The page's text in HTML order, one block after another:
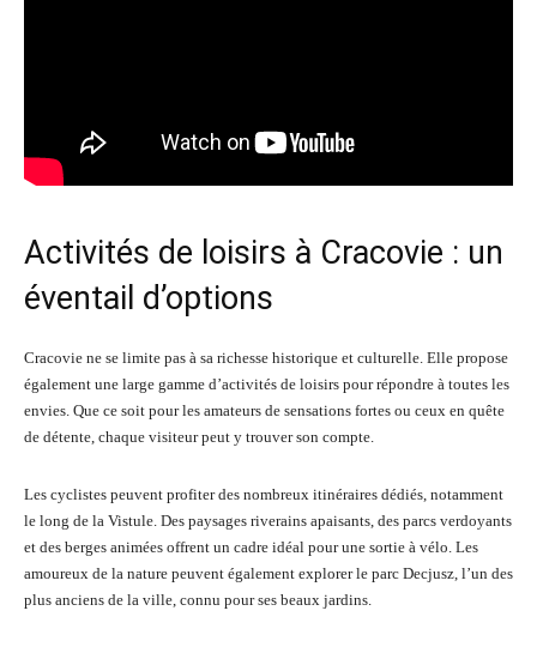
Activités de loisirs à Cracovie : un
éventail d’options
Cracovie ne se limite pas à sa richesse historique et culturelle. Elle propose
également une large gamme d’activités de loisirs pour répondre à toutes les
envies. Que ce soit pour les amateurs de sensations fortes ou ceux en quête
de détente, chaque visiteur peut y trouver son compte.
Les cyclistes peuvent profiter des nombreux itinéraires dédiés, notamment
le long de la Vistule. Des paysages riverains apaisants, des parcs verdoyants
et des berges animées offrent un cadre idéal pour une sortie à vélo. Les
amoureux de la nature peuvent également explorer le parc Decjusz, l’un des
plus anciens de la ville, connu pour ses beaux jardins.